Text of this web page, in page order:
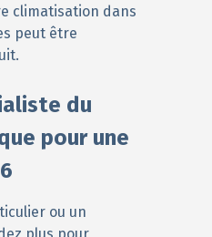
climatisation dans
peut être
du
pour une
ou un
plus pour